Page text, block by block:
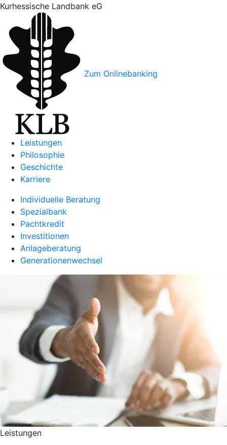
Kurhessische Landbank eG
Zum Onlinebanking
Leistungen
Philosophie
Geschichte
Karriere
Individuelle Beratung
Spezialbank
Pachtkredit
Investitionen
Anlageberatung
Generationenwechsel
Leistungen